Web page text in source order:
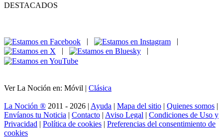
DESTACADOS
|
|
|
|
Ver La Noción en: Móvil | Clásica
La Noción ® 2011 - 2026 | Ayuda | Mapa del sitio | Quienes somos |
Envíanos tu Noticia | Contacto | Aviso Legal | Condiciones de Uso y
Privacidad | Política de cookies | Preferencias del consentimiento de
cookies